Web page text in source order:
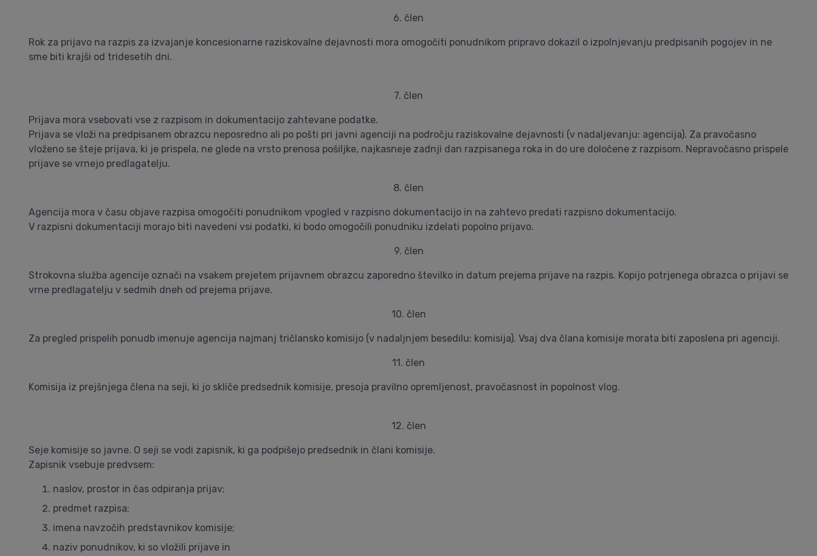
6. člen
Rok za prijavo na razpis za izvajanje koncesionarne raziskovalne dejavnosti mora omogočiti ponudnikom pripravo dokazil o izpolnjevanju predpisanih pogojev in ne
sme biti krajši od tridesetih dni.
7. člen
Prijava mora vsebovati vse z razpisom in dokumentacijo zahtevane podatke.
Prijava se vloži na predpisanem obrazcu neposredno ali po pošti pri javni agenciji na področju raziskovalne dejavnosti (v nadaljevanju: agencija). Za pravočasno
vloženo se šteje prijava, ki je prispela, ne glede na vrsto prenosa pošiljke, najkasneje zadnji dan razpisanega roka in do ure določene z razpisom. Nepravočasno prispele
prijave se vrnejo predlagatelju.
8. člen
Agencija mora v času objave razpisa omogočiti ponudnikom vpogled v razpisno dokumentacijo in na zahtevo predati razpisno dokumentacijo.
V razpisni dokumentaciji morajo biti navedeni vsi podatki, ki bodo omogočili ponudniku izdelati popolno prijavo.
9. člen
Strokovna služba agencije označi na vsakem prejetem prijavnem obrazcu zaporedno številko in datum prejema prijave na razpis. Kopijo potrjenega obrazca o prijavi se
vrne predlagatelju v sedmih dneh od prejema prijave.
10. člen
Za pregled prispelih ponudb imenuje agencija najmanj tričlansko komisijo (v nadaljnjem besedilu: komisija). Vsaj dva člana komisije morata biti zaposlena pri agenciji.
11. člen
Komisija iz prejšnjega člena na seji, ki jo skliče predsednik komisije, presoja pravilno opremljenost, pravočasnost in popolnost vlog.
12. člen
Seje komisije so javne. O seji se vodi zapisnik, ki ga podpišejo predsednik in člani komisije.
Zapisnik vsebuje predvsem:
naslov, prostor in čas odpiranja prijav;
predmet razpisa;
imena navzočih predstavnikov komisije;
naziv ponudnikov, ki so vložili prijave in